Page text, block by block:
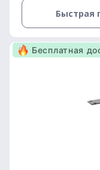
Быстрая
Бесплатная